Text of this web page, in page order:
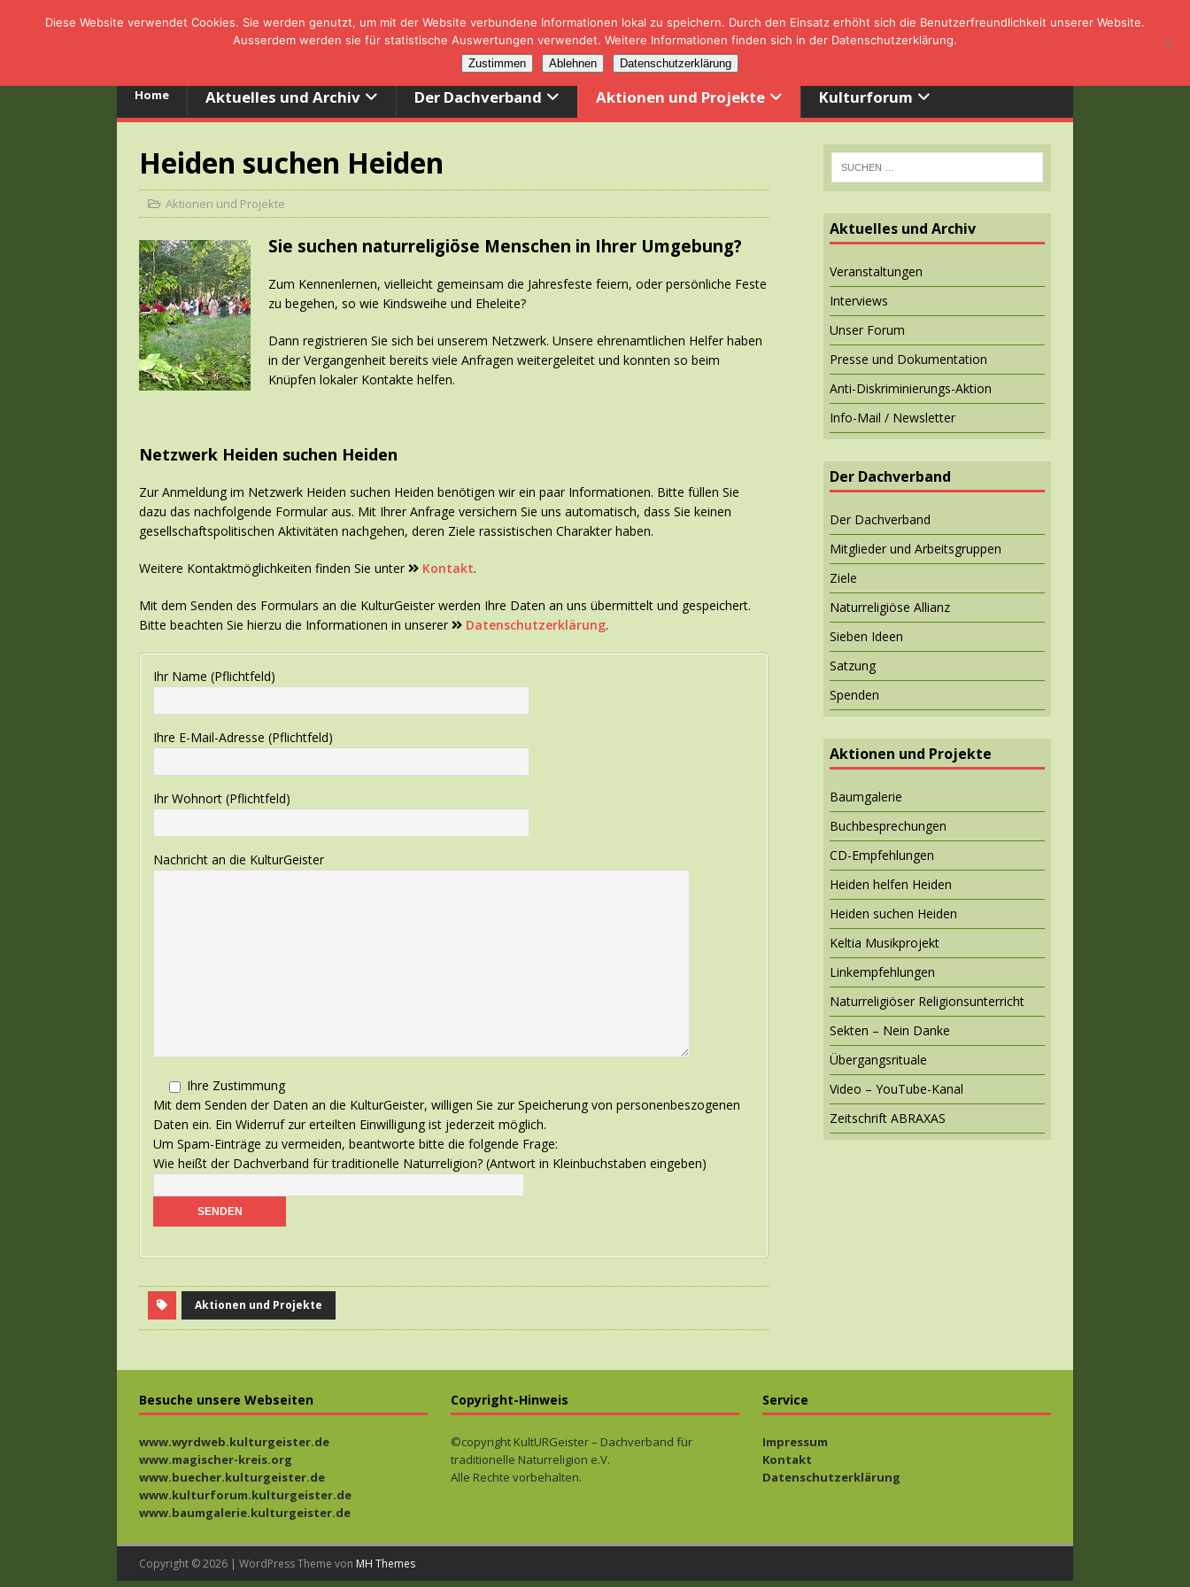
Home Aktuelles und Archiv Der Dachverband Aktionen und Projekte Kulturforum
Heiden suchen Heiden
Aktionen und Projekte
Sie suchen naturreligiöse Menschen in Ihrer Umgebung?
Zum Kennenlernen, vielleicht gemeinsam die Jahresfeste feiern, oder persönliche Feste
zu begehen, so wie Kindsweihe und Eheleite?
Dann registrieren Sie sich bei unserem Netzwerk. Unsere ehrenamtlichen Helfer haben
in der Vergangenheit bereits viele Anfragen weitergeleitet und konnten so beim
Knüpfen lokaler Kontakte helfen.
Netzwerk Heiden suchen Heiden
Zur Anmeldung im Netzwerk Heiden suchen Heiden benötigen wir ein paar Informationen. Bitte füllen Sie
dazu das nachfolgende Formular aus. Mit Ihrer Anfrage versichern Sie uns automatisch, dass Sie keinen
gesellschaftspolitischen Aktivitäten nachgehen, deren Ziele rassistischen Charakter haben.
Weitere Kontaktmöglichkeiten finden Sie unter Kontakt.
Mit dem Senden des Formulars an die KulturGeister werden Ihre Daten an uns übermittelt und gespeichert.
Bitte beachten Sie hierzu die Informationen in unserer
Datenschutzerklärung.
Ihr Name (Pflichtfeld)
Ihre E-Mail-Adresse (Pflichtfeld)
Ihr Wohnort (Pflichtfeld)
Nachricht an die KulturGeister
Ihre Zustimmung
Mit dem Senden der Daten an die KulturGeister, willigen Sie zur Speicherung von personenbeszogenen
Daten ein. Ein Widerruf zur erteilten Einwilligung ist jederzeit möglich.
Um Spam-Einträge zu vermeiden, beantworte bitte die folgende Frage:
Wie heißt der Dachverband für traditionelle Naturreligion? (Antwort in Kleinbuchstaben eingeben)
Aktionen und Projekte
Aktuelles und Archiv
Veranstaltungen
Interviews
Unser Forum
Presse und Dokumentation
Anti-Diskriminierungs-Aktion
Info-Mail / Newsletter
Der Dachverband
Der Dachverband
Mitglieder und Arbeitsgruppen
Ziele
Naturreligiöse Allianz
Sieben Ideen
Satzung
Spenden
Aktionen und Projekte
Baumgalerie
Buchbesprechungen
CD-Empfehlungen
Heiden helfen Heiden
Heiden suchen Heiden
Keltia Musikprojekt
Linkempfehlungen
Naturreligiöser Religionsunterricht
Sekten – Nein Danke
Übergangsrituale
Video – YouTube-Kanal
Zeitschrift ABRAXAS
Besuche unsere Webseiten
www.wyrdweb.kulturgeister.de
www.magischer-kreis.org
www.buecher.kulturgeister.de
www.kulturforum.kulturgeister.de
www.baumgalerie.kulturgeister.de
Copyright-Hinweis
©copyright KultURGeister – Dachverband für
traditionelle Naturreligion e.V.
Alle Rechte vorbehalten.
Service
Impressum
Kontakt
Datenschutzerklärung
Copyright © 2026 | WordPress Theme von MH Themes
Diese Website verwendet Cookies. Sie werden genutzt, um mit der Website verbundene Informationen lokal zu speichern. Durch den Einsatz erhöht sich die Benutzerfreundlichkeit unserer Website.
Ausserdem werden sie für statistische Auswertungen verwendet. Weitere Informationen finden sich in der Datenschutzerklärung.
Zustimmen Ablehnen Datenschutzerklärung